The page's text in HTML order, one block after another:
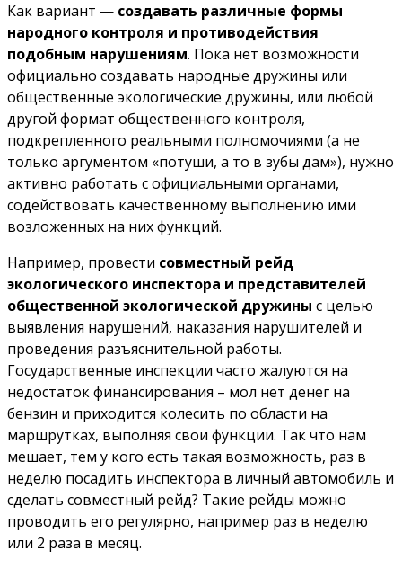
Как вариант — создавать различные формы
народного контроля и противодействия
подобным нарушениям. Пока нет возможности
официально создавать народные дружины или
общественные экологические дружины, или любой
другой формат общественного контроля,
подкрепленного реальными полномочиями (а не
только аргументом «потуши, а то в зубы дам»), нужно
активно работать с официальными органами,
содействовать качественному выполнению ими
возложенных на них функций.
Например, провести совместный рейд
экологического инспектора и представителей
общественной экологической дружины с целью
выявления нарушений, наказания нарушителей и
проведения разъяснительной работы.
Государственные инспекции часто жалуются на
недостаток финансирования – мол нет денег на
бензин и приходится колесить по области на
маршрутках, выполняя свои функции. Так что нам
мешает, тем у кого есть такая возможность, раз в
неделю посадить инспектора в личный автомобиль и
сделать совместный рейд? Такие рейды можно
проводить его регулярно, например раз в неделю
или 2 раза в месяц.